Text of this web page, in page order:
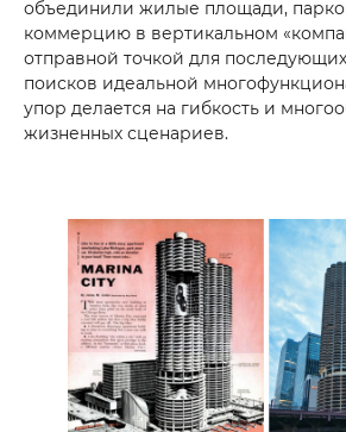
объединили жилые площади,
коммерцию в вертикальном
отправной точкой для
поисков идеальной
упор делается на гибкость и
жизненных сценариев.
Хотите
Ваше имя *
*
Ваше сообщение